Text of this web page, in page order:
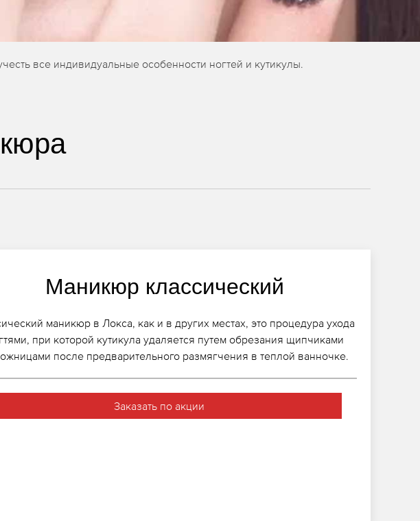
все индивидуальные особенности ногтей и кутикулы.
Маникюр классический
маникюр в Локса, как и в других местах, это процедура ухода
при которой кутикула удаляется путем обрезания щипчиками
после предварительного размягчения в теплой ванночке.
Заказать по акции